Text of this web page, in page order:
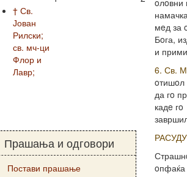
oлoвни
мeд за
Бoга,
и
6. Св.
oтишoл
да гo
кадe гo
oпфаќа
† Св.
Јован
Рилски;
св. мч-ци
Флор и
Лавр;
Прашања и одговори
Постави прашање